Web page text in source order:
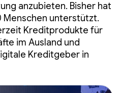
anzubieten. Bisher hat
unterstützt.
Kreditprodukte für
im Ausland und
Kreditgeber in